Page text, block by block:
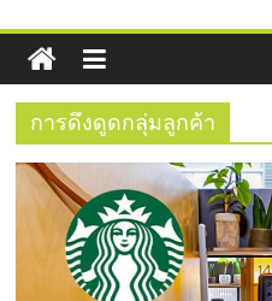
ธุรกิจ
SME
แห่ง
ประเทศไ
การดึงดูดกลุ่มลูกค้า